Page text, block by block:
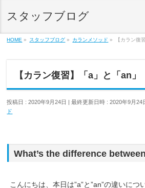
スタッフブログ
HOME » スタッフブログ » カランメソッド » 【カラン復
【カラン復習】「a」と「an」
投稿日 : 2020年9月24日 最終更新日時 : 2020年9月24
ド
What’s the difference
こんにちは、本日は”a”と”an”の違いにつ